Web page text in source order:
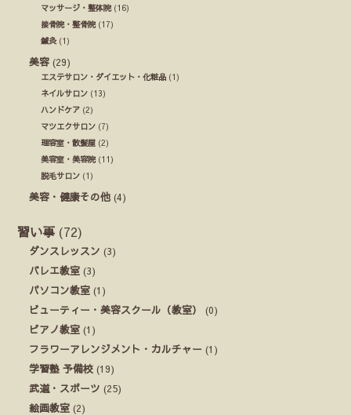
マッサージ・整体院(16)
接骨院・整骨院(17)
鍼灸(1)
美容 (29)
エステサロン・ダイエット・化粧品 (1)
ネイルサロン (13)
ハンドケア (2)
マツエクサロン (7)
理容室・散髪屋 (2)
美容室・美容院(11)
脱毛サロン (1)
美容・健康その他 (4)
習い事 (72)
ダンスレッスン (3)
バレエ教室 (3)
パソコン教室 (1)
ビューティー・美容スクール（教室）
(0)
ピアノ教室 (1)
フラワーアレンジメント・カルチャー (1)
学習塾 予備校 (19)
武道・スポーツ (25)
絵画教室 (2)